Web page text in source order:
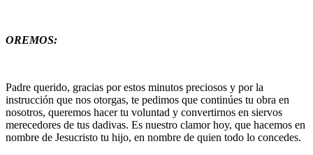
OREMOS:
Padre querido, gracias por estos minutos preciosos y por la
instrucción que nos otorgas, te pedimos que continúes tu obra en
nosotros, queremos hacer tu voluntad y convertirnos en siervos
merecedores de tus dadivas. Es nuestro clamor hoy, que hacemos en
nombre de Jesucristo tu hijo, en nombre de quien todo lo concedes.